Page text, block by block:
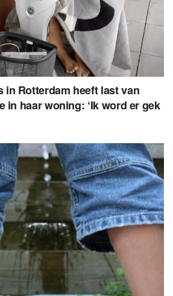
in Rotterdam heeft last van
in haar woning: ‘Ik word er gek